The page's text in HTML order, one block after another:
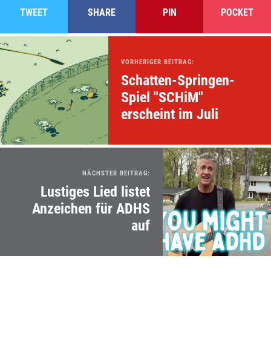
TWEET SHARE PIN POCKET
VORHERIGER BEITRAG:
Schatten-Springen-
Spiel "SCHiM"
erscheint im Juli
NÄCHSTER BEITRAG:
Lustiges Lied listet
Anzeichen für ADHS
auf